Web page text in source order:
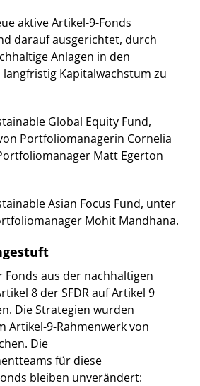
aktive Artikel-9-Fonds
darauf ausgerichtet, durch
Anlagen in den
Kapitalwachstum zu
Global Equity Fund,
Portfoliomanagerin Cornelia
Matt Egerton
Asian Focus Fund, unter
Mohit Mandhana.
Fonds aus der nachhaltigen
8 der SFDR auf Artikel 9
Die Strategien wurden
Artikel-9-Rahmenwerk von
Die
für diese
bleiben unverändert: